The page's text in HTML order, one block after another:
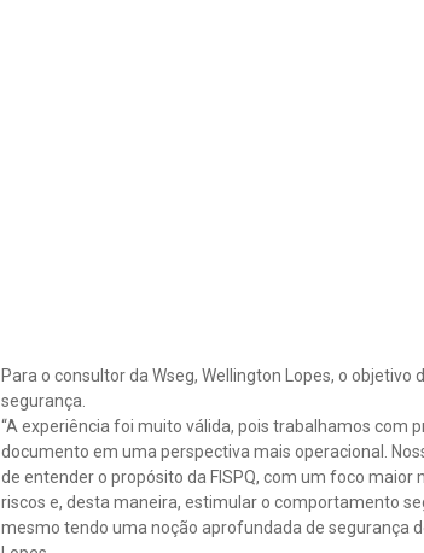
Para o consultor da Wseg, Wellington Lopes, o
segurança.
“A experiência foi muito válida, pois trabalhamos com
documento em uma perspectiva mais operacional.
de entender o propósito da FISPQ, com um foco
riscos e, desta maneira, estimular o comportamento
mesmo tendo uma noção aprofundada de segurança